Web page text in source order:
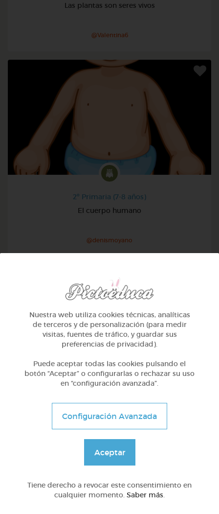
Las plantas son seres vivos
@Valentina6
2º Primaria (7-8 años)
El cuerpo humano
@denismoyano
2º Primaria (7-8 años)
Las plantas
DOCS (4)
Nuestra web utiliza cookies técnicas, analíticas
de terceros y de personalización (para medir
visitas, fuentes de tráfico, y guardar sus
preferencias de privacidad).
Puede aceptar todas las cookies pulsando el
botón “Aceptar” o configurarlas o rechazar su uso
en “configuración avanzada”.
Configuración Avanzada
Aceptar
Tiene derecho a revocar este consentimiento en
cualquier momento. Saber más.